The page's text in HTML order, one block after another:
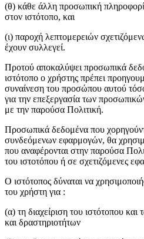
(θ) κάθε άλλη προσωπική
στον ιστότοπο, και
(ι) παροχή λεπτομερειών
έχουν συλλεγεί.
Προτού αποκαλύψει προσωπικά
ιστότοπο ο χρήστης πρέπει
συναίνεση του προσώπου αυτού
για την επεξεργασία των
με την παρούσα Πολιτική.
Προσωπικά δεδομένα που
συνδεόμενων εφαρμογών, θα
που αναφέρονται στην παρούσα
του ιστοτόπου ή σε σχετιζόμενες
Ο ιστότοπος δύναται να
του χρήστη για :
(α) τη διαχείριση του ιστότοπου
και δραστηριοτήτων